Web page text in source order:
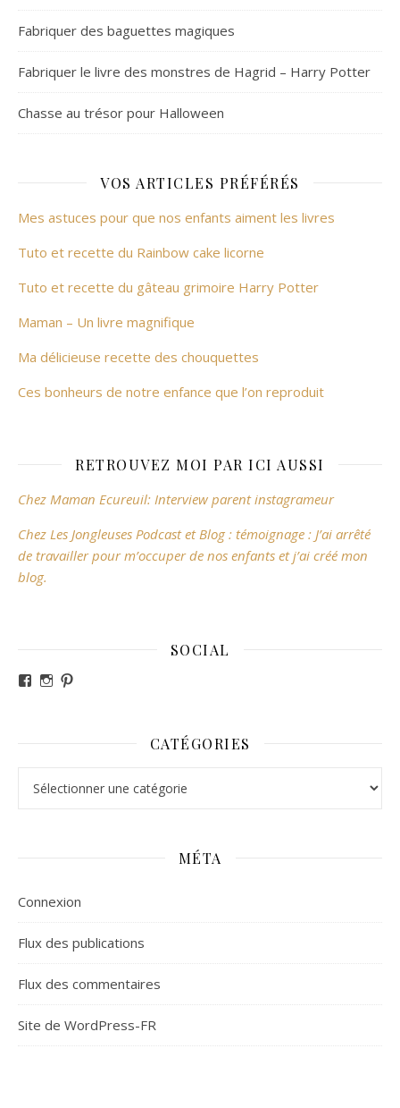
Fabriquer des baguettes magiques
Fabriquer le livre des monstres de Hagrid – Harry Potter
Chasse au trésor pour Halloween
VOS ARTICLES PRÉFÉRÉS
Mes astuces pour que nos enfants aiment les livres
Tuto et recette du Rainbow cake licorne
Tuto et recette du gâteau grimoire Harry Potter
Maman – Un livre magnifique
Ma délicieuse recette des chouquettes
Ces bonheurs de notre enfance que l’on reproduit
RETROUVEZ MOI PAR ICI AUSSI
Chez Maman Ecureuil: Interview parent instagrameur
Chez Les Jongleuses Podcast et Blog : témoignage : J’ai arrêté
de travailler pour m’occuper de nos enfants et j’ai créé mon
blog.
SOCIAL
Voir le profil de revesdefripouilles sur Facebook
Voir le profil de claire_revesdefripouilles sur
CATÉGORIES
MÉTA
Connexion
Flux des publications
Flux des commentaires
Site de WordPress-FR